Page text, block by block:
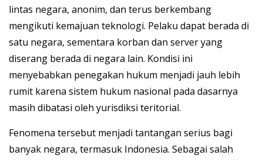
lintas negara, anonim, dan terus berkembang
mengikuti kemajuan teknologi. Pelaku dapat berada di
satu negara, sementara korban dan server yang
diserang berada di negara lain. Kondisi ini
menyebabkan penegakan hukum menjadi jauh lebih
rumit karena sistem hukum nasional pada dasarnya
masih dibatasi oleh yurisdiksi teritorial.
Fenomena tersebut menjadi tantangan serius bagi
banyak negara, termasuk Indonesia. Sebagai salah